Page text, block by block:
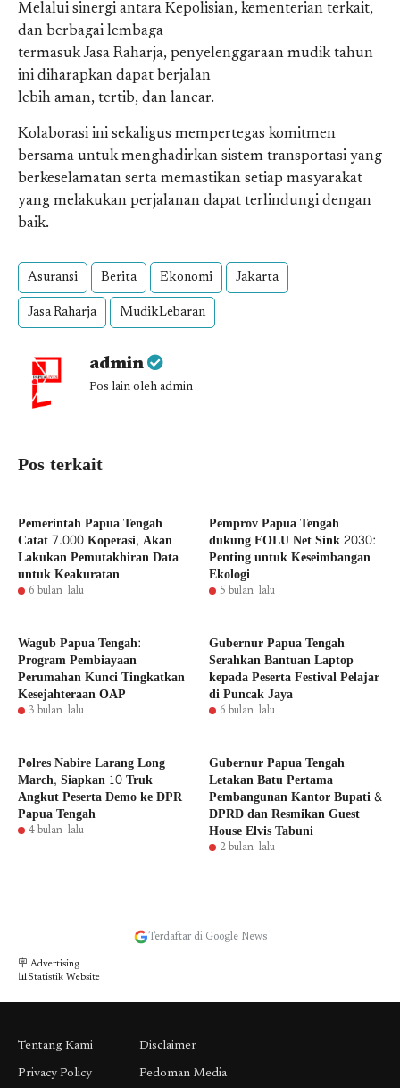
Melalui sinergi antara Kepolisian, kementerian terkait,
dan berbagai lembaga
termasuk Jasa Raharja, penyelenggaraan mudik tahun
ini diharapkan dapat berjalan
lebih aman, tertib, dan lancar.
Kolaborasi ini sekaligus mempertegas komitmen
bersama untuk menghadirkan sistem transportasi yang
berkeselamatan serta memastikan setiap masyarakat
yang melakukan perjalanan dapat terlindungi dengan
baik.
Asuransi Berita Ekonomi Jakarta
Jasa Raharja MudikLebaran
admin
Pos lain oleh admin
Pos terkait
Pemerintah Papua Tengah
Catat 7.000 Koperasi, Akan
Lakukan Pemutakhiran Data
untuk Keakuratan
6 bulan lalu
Pemprov Papua Tengah
dukung FOLU Net Sink 2030:
Penting untuk Keseimbangan
Ekologi
5 bulan lalu
Wagub Papua Tengah:
Program Pembiayaan
Perumahan Kunci Tingkatkan
Kesejahteraan OAP
3 bulan lalu
Gubernur Papua Tengah
Serahkan Bantuan Laptop
kepada Peserta Festival Pelajar
di Puncak Jaya
6 bulan lalu
Polres Nabire Larang Long
March, Siapkan 10 Truk
Angkut Peserta Demo ke DPR
Papua Tengah
4 bulan lalu
Gubernur Papua Tengah
Letakan Batu Pertama
Pembangunan Kantor Bupati &
DPRD dan Resmikan Guest
House Elvis Tabuni
2 bulan lalu
Terdaftar di Google News
🪧 Advertising
📊Statistik Website
Tentang Kami
Privacy Policy
Disclaimer
Pedoman Media